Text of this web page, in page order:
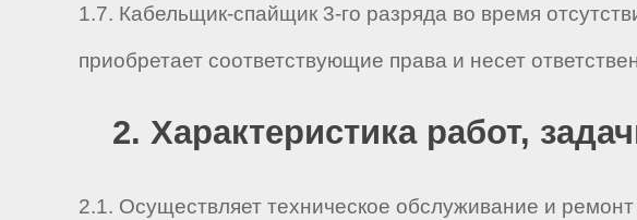
1.7. Кабельщик-спайщик 3-го разряда во время
приобретает соответствующие права и несет
2. Характеристика работ,
2.1. Осуществляет техническое обслуживание и